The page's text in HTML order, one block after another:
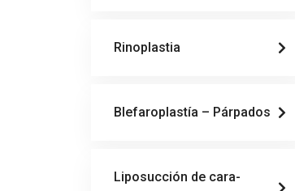
Rinoplastia
Blefaroplastía – Párpados
Liposucción de cara-